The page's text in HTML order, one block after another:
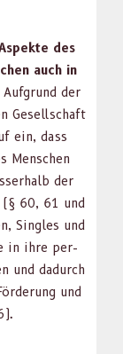
des
auch in
Auf­grund der
Gesellschaft
ein, dass
Men­schen
der
(§ 60, 61 und
Sin­gles und
in ihre per­
und dadurch
und